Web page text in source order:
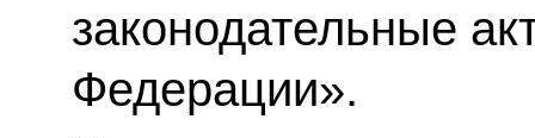
законодательные
Федерации».